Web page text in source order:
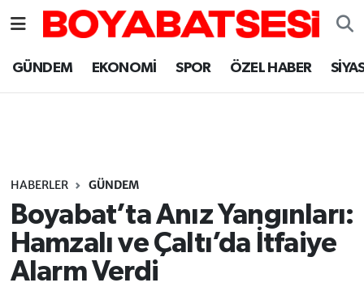
GÜNDEM EKONOMİ SPOR ÖZEL HABER
HABERLER GÜNDEM
Boyabat’ta Anız Yangınları:
Hamzalı ve Çaltı’da İtfaiye
Alarm Verdi
Sinop Nöbetçi Eczaneler
Sinop Trafik Yoğunluk Haritası
Süper Lig Puan Durumu ve Fikstür
Tüm Manşetler